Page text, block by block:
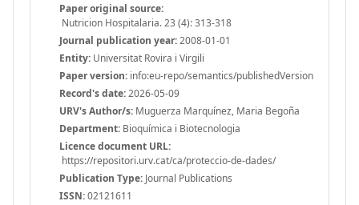
Paper original source:
Nutricion Hospitalaria. 23 (4): 313-318
Journal publication year:2008-01-01
Entity: Universitat Rovira i Virgili
Paper version: info:eu-repo/semantics/publishedVersion
Record's date:2026-05-09
URV's Author/s: Muguerza Marquínez, Maria Begoña
Department: Bioquímica i Biotecnologia
Licence document URL:
https://repositori.urv.cat/ca/proteccio-de-dades/
Publication Type: Journal Publications
ISSN:02121611